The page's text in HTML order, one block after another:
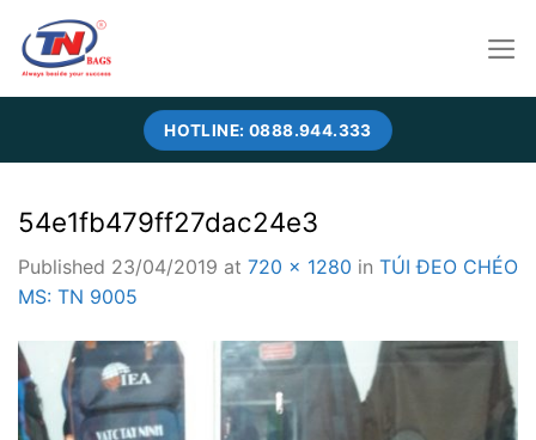
content
HOTLINE: 0888.944.333
54e1fb479ff27dac24e3
Published 23/04/2019 at 720 × 1280 in TÚI ĐEO CHÉO
MS: TN 9005